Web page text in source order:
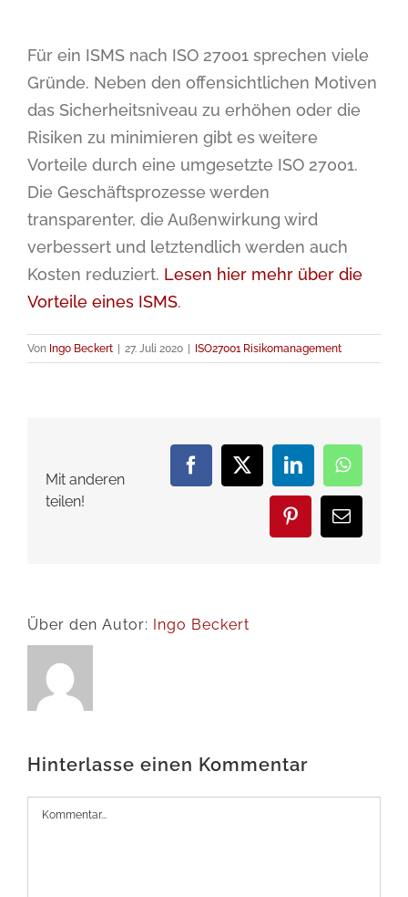
Für ein ISMS nach ISO 27001 sprechen viele
Gründe. Neben den offensichtlichen Motiven
das Sicherheitsniveau zu erhöhen oder die
Risiken zu minimieren gibt es weitere
Vorteile durch eine umgesetzte ISO 27001.
Die Geschäftsprozesse werden
transparenter, die Außenwirkung wird
verbessert und letztendlich werden auch
Kosten reduziert. Lesen hier mehr über die
Vorteile eines ISMS.
Von Ingo Beckert 27. Juli 2020 ISO27001 Risikomanagement
Mit anderen
teilen!
Facebook
X LinkedIn
Pinterest
E-
Mail
Über den Autor: Ingo Beckert
Hinterlasse einen Kommentar
Kommentar